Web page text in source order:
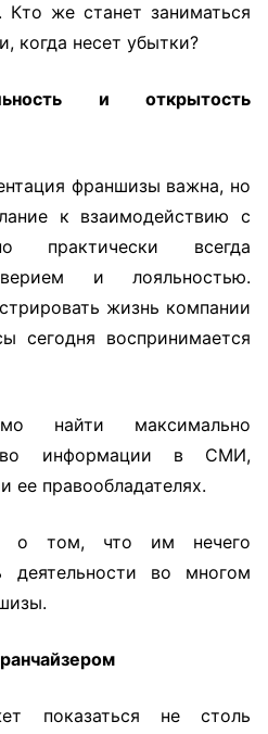
Кто же станет заниматься
когда несет убытки?
и открытость
франшизы важна, но
к взаимодействию с
практически всегда
и лояльностью.
жизнь компании
сегодня воспринимается
найти максимально
информации в СМИ,
ее правообладателях.
о том, что им нечего
деятельности во многом
показаться не столь